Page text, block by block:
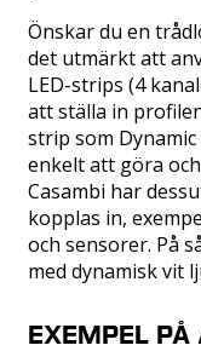
Önskar du en
det utmärkt att
LED-strips (4
att ställa in
strip som
enkelt att göra
Casambi har
kopplas in,
och sensorer. På
med dynamisk vit
EXEMPEL PÅ